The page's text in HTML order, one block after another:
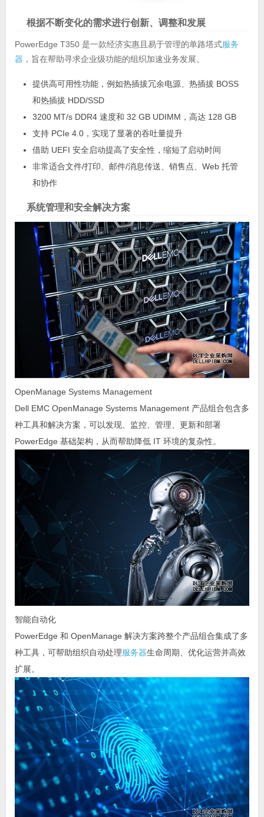
根据不断变化的需求进行创新、调整和发展
PowerEdge T350 是一款经济实惠且易于管理的单路塔式服务
器 ，旨在帮助寻求企业级功能的组织加速业务发展。
提供高可用性功能，例如热插拔冗余电源、热插拔 BOSS
和热插拔 HDD/SSD
3200 MT/s DDR4 速度和 32 GB UDIMM，高达 128 GB
支持 PCIe 4.0，实现了显著的吞吐量提升
借助 UEFI 安全启动提高了安全性，缩短了启动时间
非常适合文件/打印、邮件/消息传送、销售点、Web 托管
和协作
系统管理和安全解决方案
OpenManage Systems Management
Dell EMC OpenManage Systems Management 产品组合包含多
种工具和解决方案，可以发现、监控、管理、更新和部署
PowerEdge 基础架构，从而帮助降低 IT 环境的复杂性。
智能自动化
PowerEdge 和 OpenManage 解决方案跨整个产品组合集成了多
种工具，可帮助组织自动处理服务器生命周期、优化运营并高效
扩展。